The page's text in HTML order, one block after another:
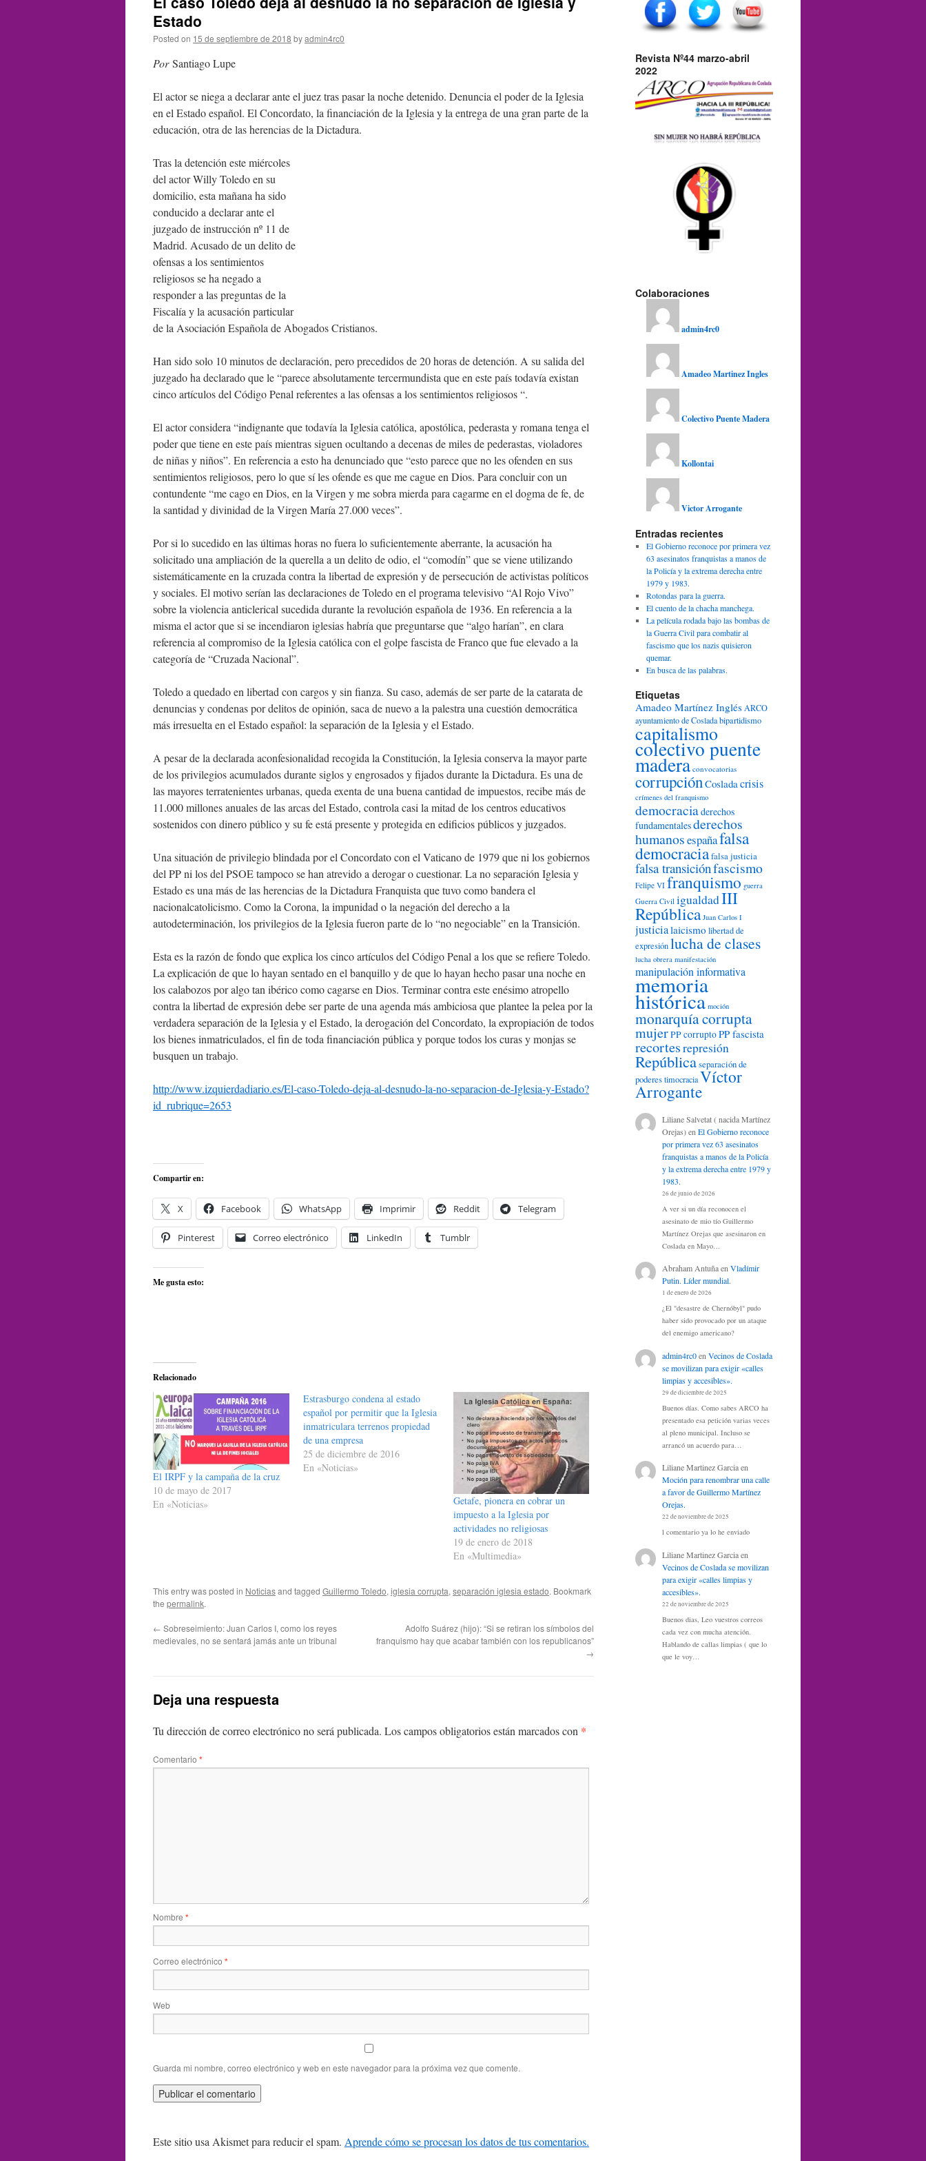
Estado
Posted on 15 de septiembre de 2018 byadmin4rc0
PorSantiago Lupe
El actor se niega a declarar ante el juez tras pasar la noche detenido. Denuncia el poder de la Iglesia
en el Estado español. El Concordato, la financiación de la Iglesia y la entrega de una gran parte de la
educación, otra de las herencias de la Dictadura.
Tras la detención este miércoles
del actor Willy Toledo en su
domicilio, esta mañana ha sido
conducido a declarar ante el
juzgado de instrucción nº 11 de
Madrid. Acusado de un delito de
ofensas a los sentimientos
religiosos se ha negado a
responder a las preguntas de la
Fiscalía y la acusación particular
de la Asociación Española de Abogados Cristianos.
Han sido solo 10 minutos de declaración, pero precedidos de 20 horas de detención. A su salida del
juzgado ha declarado que le “parece absolutamente tercermundista que en este país todavía existan
cinco artículos del Código Penal referentes a las ofensas a los sentimientos religiosos “.
El actor considera “indignante que todavía la Iglesia católica, apostólica, pederasta y romana tenga el
poder que tiene en este país mientras siguen ocultando a decenas de miles de pederastas, violadores
de niñas y niños”. En referencia a esto ha denunciado que “esto parece que no les ofenden en sus
sentimientos religiosos, pero lo que sí les ofende es que me cague en Dios. Para concluir con un
contundente “me cago en Dios, en la Virgen y me sobra mierda para cagarme en el dogma de fe, de
la santidad y divinidad de la Virgen María 27.000 veces”.
Por si lo sucedido en las últimas horas no fuera lo suficientemente aberrante, la acusación ha
solicitado una ampliación de la querella a un delito de odio, el “comodín” que se viene utilizando
sistemáticamente en la cruzada contra la libertad de expresión y de persecución de activistas políticos
y sociales. El motivo serían las declaraciones de Toledo en el programa televisivo “Al Rojo Vivo”
sobre la violencia anticlerical sucedida durante la revolución española de 1936. En referencia a la
misma el actor que si se incendiaron iglesias habría que preguntarse que “algo harían”, en clara
referencia al compromiso de la Iglesia católica con el golpe fascista de Franco que fue elevado a la
categoría de “Cruzada Nacional”.
Toledo a quedado en libertad con cargos y sin fianza. Su caso, además de ser parte de la catarata de
denuncias y condenas por delitos de opinión, saca de nuevo a la palestra una cuestión democrática
más irresuelta en el Estado español: la separación de la Iglesia y el Estado.
A pesar de la declarada aconfesionalidad recogida la Constitución, la Iglesia conserva la mayor parte
de los privilegios acumulados durante siglos y engrosados y fijados durante la Dictadura. Es una de
las mayores terratenientes urbanas, queda exenta de una buena cantidad de impuestos, recibe más de
11.000 millones anuales de las arcas del Estado, controla casi la mitad de los centros educativos
sostenidos con dinero público y su fe está presente y protegida en edificios públicos y juzgados.
Una situación de privilegio blindada por el Concordato con el Vaticano de 1979 que ni los gobiernos
del PP ni los del PSOE tampoco se han atrevido a derogar o cuestionar. La no separación Iglesia y
Estado es una más de las herencias de la Dictadura Franquista que tuvo como bandera el
nacionalcatolicismo. Como la Corona, la impunidad o la negación del derecho a la
autodeterminación, los privilegios de la Iglesia fueron parte de lo “no negociable” en la Transición.
Esta es la razón de fondo que explica los cinco artículos del Código Penal a los que se refiere Toledo.
La explicación de que lo hayan sentado en el banquillo y de que lo hayan hecho pasar una noche en
los calabozos por algo tan ibérico como cagarse en Dios. Terminar contra este enésimo atropello
contra la libertad de expresión debe ser parte de una agenda más ambiciosa que plantee la pelea por la
verdadera separación de la Iglesia y el Estado, la derogación del Concordato, la expropiación de todos
los bienes inmatriculados, el fin de toda financiación pública y porque todos los curas y monjas se
busquen un trabajo.
http://www.izquierdadiario.es/El-caso-Toledo-deja-al-desnudo-la-no-separacion-de-Iglesia-y-Estado?
id_rubrique=2653
Compartir en:
X Facebook WhatsApp Imprimir Reddit Telegram
Pinterest Correo electrónico LinkedIn Tumblr
Me gusta esto:
Relacionado
El IRPF y la campaña de la cruz
10 de mayo de 2017
En «Noticias»
Estrasburgo condena al estado
español por permitir que la Iglesia
inmatriculara terrenos propiedad
de una empresa
25 de diciembre de 2016
En «Noticias»
Getafe, pionera en cobrar un
impuesto a la Iglesia por
actividades no religiosas
19 de enero de 2018
En «Multimedia»
This entry was posted in Noticiasand tagged Guillermo Toledo, iglesia corrupta, separación iglesia estado. Bookmark
the permalink.
← Sobreseimiento: Juan Carlos I, como los reyes
medievales, no se sentará jamás ante un tribunal
Adolfo Suárez (hijo): “Si se retiran los símbolos del
franquismo hay que acabar también con los republicanos”
→
Deja una respuesta
Tu dirección de correo electrónico no será publicada. Los campos obligatorios están marcados con *
Comentario *
Nombre *
Correo electrónico *
Web
Guarda mi nombre, correo electrónico y web en este navegador para la próxima vez que comente.
Este sitio usa Akismet para reducir el spam. Aprende cómo se procesan los datos de tus comentarios.
Revista Nº44 marzo-abril
2022
Colaboraciones
admin4rc0
Amadeo Martinez Ingles
Colectivo Puente Madera
Kollontai
Victor Arrogante
Entradas recientes
El Gobierno reconoce por primera vez
63 asesinatos franquistas a manos de
la Policía y la extrema derecha entre
1979 y 1983.
Rotondas para la guerra.
El cuento de la chacha manchega.
La película rodada bajo las bombas de
la Guerra Civil para combatir al
fascismo que los nazis quisieron
quemar.
En busca de las palabras.
Etiquetas
Amadeo Martínez Inglés ARCO
ayuntamiento de Cosladabipartidismo
capitalismo
colectivo puente
madera convocatorias
corrupciónCosladacrisis
crímenes del franquismo
democraciaderechos
fundamentalesderechos
humanosespañafalsa
democraciafalsa justicia
falsa transiciónfascismo
Felipe VI franquismo guerra
Guerra Civil igualdadIII
República Juan Carlos I
justicialaicismo libertad de
expresiónlucha de clases
lucha obrera manifestación
manipulación informativa
memoria
histórica moción
monarquía corrupta
mujerPP corruptoPP fascista
recortesrepresión
Repúblicaseparación de
poderestimocraciaVíctor
Arrogante
Liliane Salvetat ( nacida Martínez
Orejas)en El Gobierno reconoce
por primera vez 63 asesinatos
franquistas a manos de la Policía
y la extrema derecha entre 1979 y
1983.
26 de junio de 2026
A ver si un día reconocen el
asesinato de mio tío Guillermo
Martínez Orejas que asesinaron en
Coslada en Mayo…
Abraham AntuñaenVladímir
Putin. Líder mundial.
1 de enero de 2026
¿El "desastre de Chernóbyl" pudo
haber sido provocado por un ataque
del enemigo americano?
admin4rc0en Vecinos de Coslada
se movilizan para exigir «calles
limpias y accesibles».
29 de diciembre de 2025
Buenos días. Como sabes ARCO ha
presentado esa petición varias veces
al pleno municipal. Incluso se
arrancó un acuerdo para…
Liliane Martinez Garciaen
Moción para renombrar una calle
a favor de Guillermo Martínez
Orejas.
22 de noviembre de 2025
l comentario ya lo he enviado
Liliane Martinez Garciaen
Vecinos de Coslada se movilizan
para exigir «calles limpias y
accesibles».
22 de noviembre de 2025
Buenos dias, Leo vuestros correos
cada vez con mucha atención.
Hablando de callas limpias ( que lo
que le voy…